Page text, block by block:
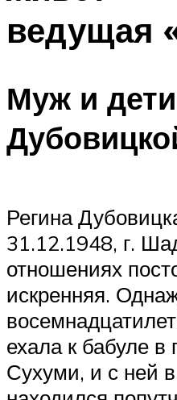
ведущая
Муж и
Регина
31.12.1948, г.
отношениях
искренняя.
ехала к бабуле в
Сухуми, и с ней